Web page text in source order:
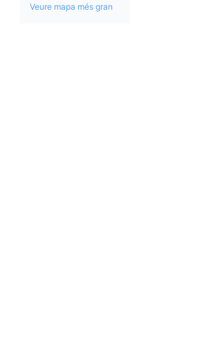
Veure mapa més gran